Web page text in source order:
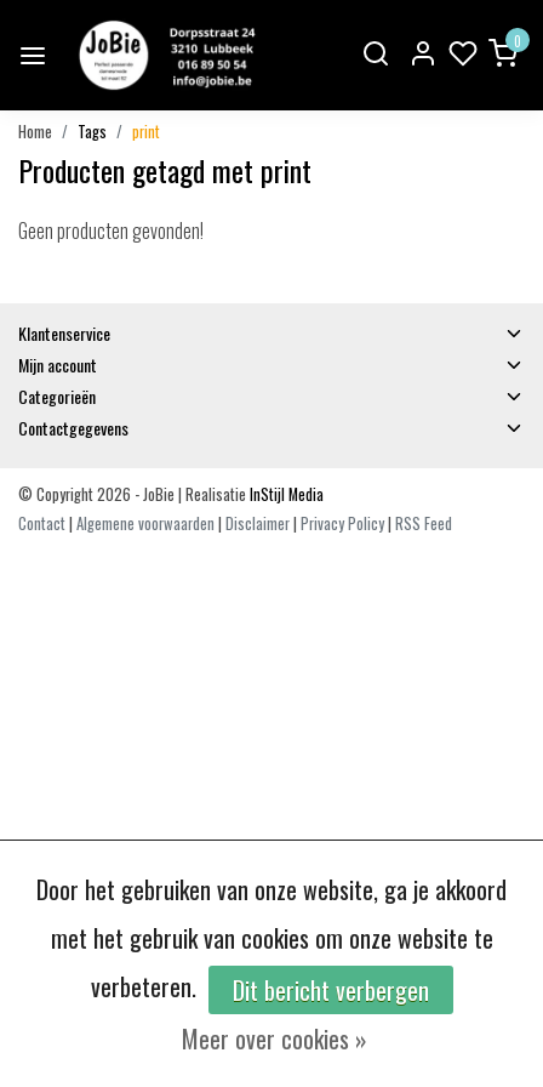
0
Home Tags print
Producten getagd met print
Geen producten gevonden!
Klantenservice
Mijn account
Categorieën
Contactgegevens
© Copyright 2026 - JoBie | Realisatie InStijl Media
Contact| Algemene voorwaarden | Disclaimer| Privacy Policy| RSS Feed
Door het gebruiken van onze website, ga je akkoord
met het gebruik van cookies om onze website te
verbeteren.
Dit bericht verbergen
Meer over cookies »